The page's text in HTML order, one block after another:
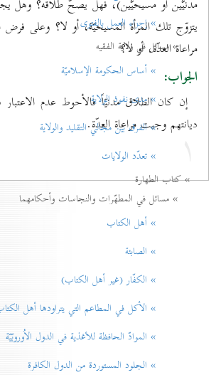
مدنيَّين أو مسيحيَّين)، فهل يصحّ طلاقه؟ وهل
يتزوّج تلك المرأة المسيحيّة، أو لا؟ وعلى
مراعاة العدّة، أو لا؟
الجواب:
إن كان الطلاق مدنيّاً فالأحوط عدم
ديانتهم وجبت مراعاة العدّة.
۱
» إجزاء العمل بالفتوی
» مسائل في ولاية الفقيه
» أساس الحكومة الإسلاميّة
» مدی نفوذ الولاية
» الفرق بين مجالي التقليد والولاية
» تعدّد الولايات
» كتاب الطهارة
» مسائل في المطهّرات والنجاسات وأحكامهما
» أهل الكتاب
» الصابئة
» الكفّار (غير أهل الكتاب)
» الأكل في المطاعم التي يتراودها أهل
» الموادّ الحافظة للأغذية في الدول الاُوروبّيّة
» الجلود المستوردة من الدول الكافرة